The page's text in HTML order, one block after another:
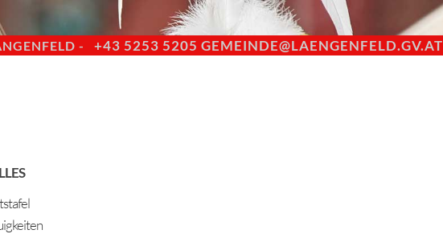
- +43 5253 5205 GEMEINDE@LAENGENFELD.GV.AT